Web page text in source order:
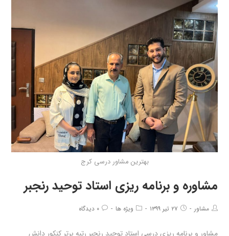
بهترین مشاور درسی کرج
مشاوره و برنامه ریزی استاد توحید رنجبر
مشاور ۲۷ تیر ۱۳۹۹ ویژه ها ۰ دیدگاه
مشاور و برنامه ریزی درسی استاد توحید رنجبر رتبه برتر کنکور دانش